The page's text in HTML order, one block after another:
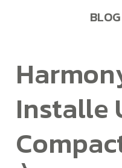
BLOG
Installe